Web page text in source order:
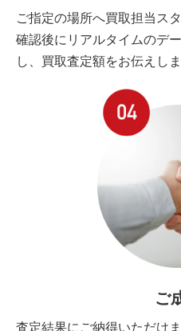
ご指定の場所へ買取担当ス
確認後にリアルタイムのデ
し、買取査定額をお伝えしま
ご